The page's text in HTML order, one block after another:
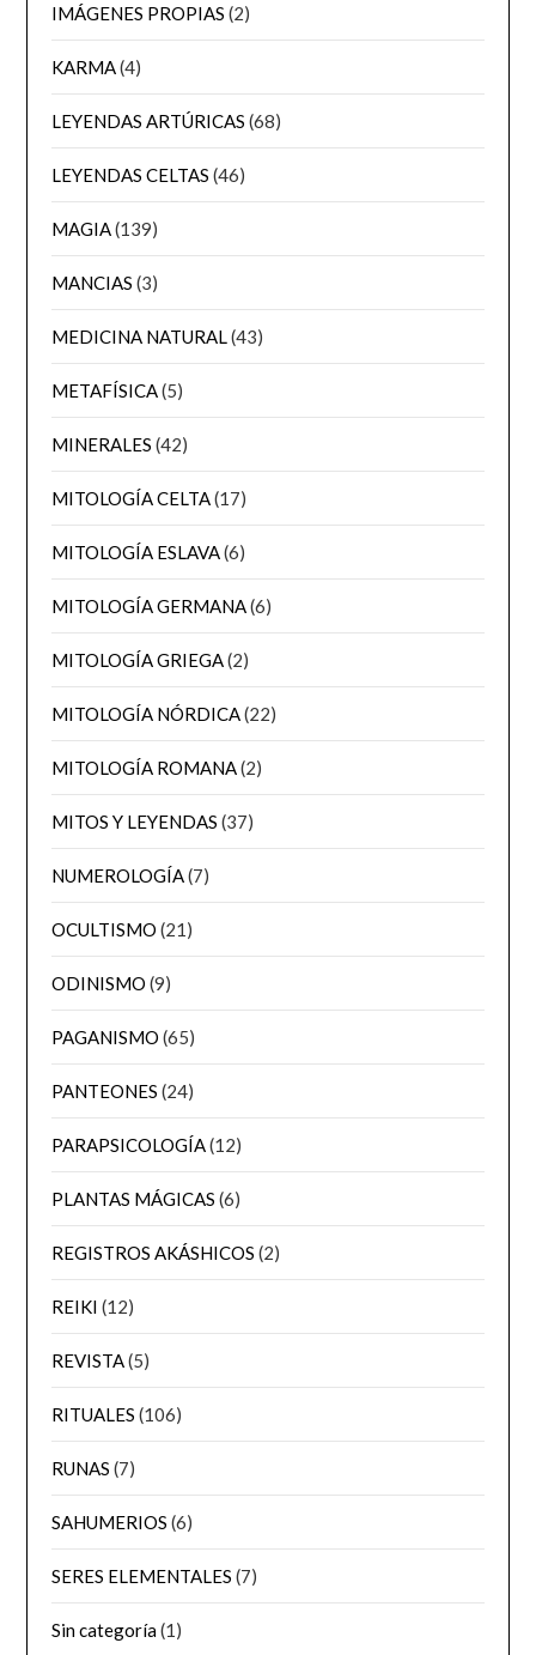
IMÁGENES PROPIAS (2)
KARMA(4)
LEYENDAS ARTÚRICAS (68)
LEYENDAS CELTAS (46)
MAGIA(139)
MANCIAS (3)
MEDICINA NATURAL(43)
METAFÍSICA(5)
MINERALES (42)
MITOLOGÍA CELTA(17)
MITOLOGÍA ESLAVA(6)
MITOLOGÍA GERMANA(6)
MITOLOGÍA GRIEGA(2)
MITOLOGÍA NÓRDICA(22)
MITOLOGÍA ROMANA(2)
MITOS Y LEYENDAS (37)
NUMEROLOGÍA(7)
OCULTISMO (21)
ODINISMO (9)
PAGANISMO (65)
PANTEONES (24)
PARAPSICOLOGÍA(12)
PLANTAS MÁGICAS (6)
REGISTROS AKÁSHICOS (2)
REIKI (12)
REVISTA(5)
RITUALES (106)
RUNAS (7)
SAHUMERIOS (6)
SERES ELEMENTALES (7)
Sin categoría(1)